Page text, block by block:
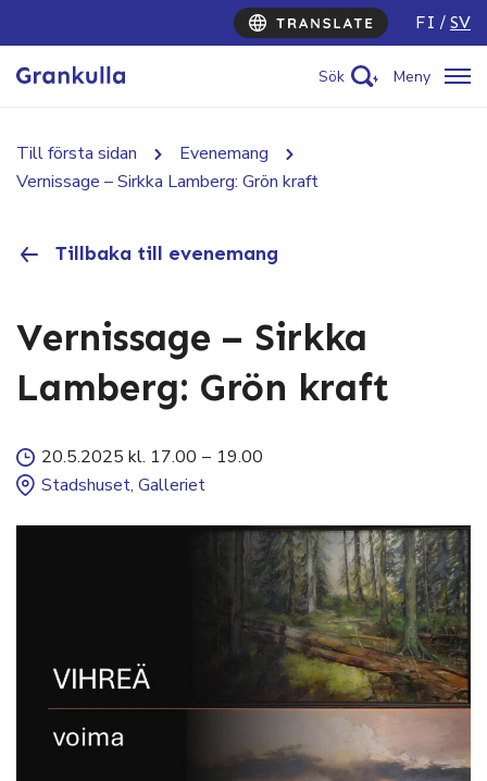
FI SV
Sök Meny
Till första sidan
Evenemang
Vernissage – Sirkka Lamberg: Grön kraft
Tillbaka till evenemang
Vernissage – Sirkka
Lamberg: Grön kraft
20.5.2025 kl. 17.00 – 19.00
Stadshuset, Galleriet